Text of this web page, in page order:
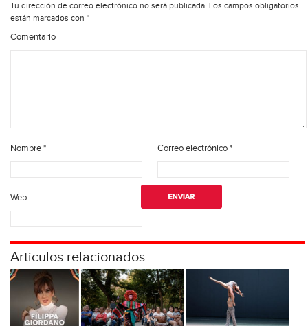
Tu dirección de correo electrónico no será publicada. Los campos obligatorios
están marcados con *
Comentario
Nombre* Correo electrónico*
Web
Articulos relacionados